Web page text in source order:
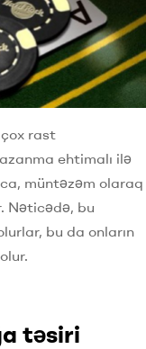
çox rast
ehtimalı ilə
müntəzəm olaraq
Nəticədə, bu
bu da onların
təsiri